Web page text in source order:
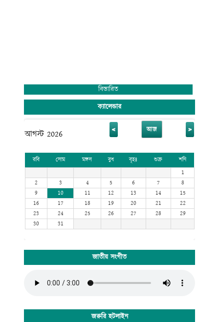
বিস্তারিত
ক্যালেন্ডার
আগস্ট 2026 < আজ >
রবি সোম মঙ্গল বুধ বৃহঃ শুক্র
শনি
1
2
3 4 5 6 7
8
9
10 11 12 13 14
15
16
17 18 19 20 21
22
23
24 25 26 27 28
29
30
31
জাতীয় সংগীত
জরুরি হটলাইন